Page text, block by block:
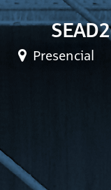
Presencial